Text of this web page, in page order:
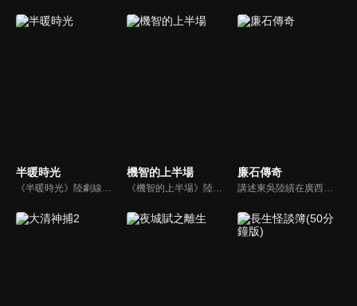
半暖時光
《半暖時光》陸劇線上看。陽光帥氣的沈侯（楊旭文）和品學兼優的顏曉晨（許齡月）一見鍾情，卻又因捲入一件過去的秘密被揭露而難以相守。在顏曉晨最脆弱的時候，程致遠（付辛博）的出現讓顏曉晨感到温暖，然而沈侯再次回來之時，卻帶來更大的秘密…
機智的上半場
《機智的上半場》陸劇線上看。劇情描述四名剛剛邁入大學校園的女生夏朗朗（沈月）、皇甫淑敏（章若楠）、樊瀟雨（薇薇安）以及楊嘉倩（張歆怡），從她們四個人的角度來看展開她們在大學四年中的各種成長故事。
廉石傳奇
講述東吳陸績在廣西鬱林任職期間，改革落後生產、提倡科教文化、為官剛直不阿、肅貪拒賄、兩袖清風、倡導廉政的故事。陸績的清廉自守，深得鬱林百姓的擁戴，當鬱林城大兵壓境的危急關頭，全城數萬百姓挺身而出，一場懸殊的奪城之戰，卻因為太守的一呼百應和百姓們的眾志成城而大獲全勝。